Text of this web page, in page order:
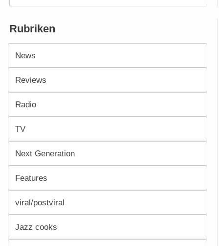
Rubriken
News
Reviews
Radio
TV
Next Generation
Features
viral/postviral
Jazz cooks